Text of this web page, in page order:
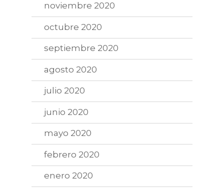
noviembre 2020
octubre 2020
septiembre 2020
agosto 2020
julio 2020
junio 2020
mayo 2020
febrero 2020
enero 2020